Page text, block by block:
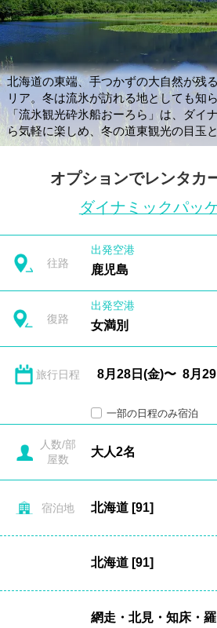
北海道の東端、手つかずの大自然が残
リア。冬は流氷が訪れる地としても知
「流氷観光砕氷船おーろら」は、ダイ
ら気軽に楽しめ、冬の道東観光の目玉
オプションでレンタカ
ダイナミックパッ
往路
出発空港
鹿児島
復路
出発空港
女満別
旅行日程
一部の日程のみ宿泊
人数/部
屋数
宿泊地